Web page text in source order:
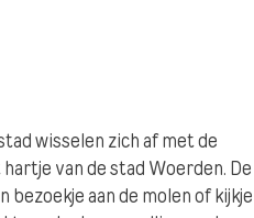
wisselen zich af met de
van de stad Woerden. De
aan de molen of kijkje